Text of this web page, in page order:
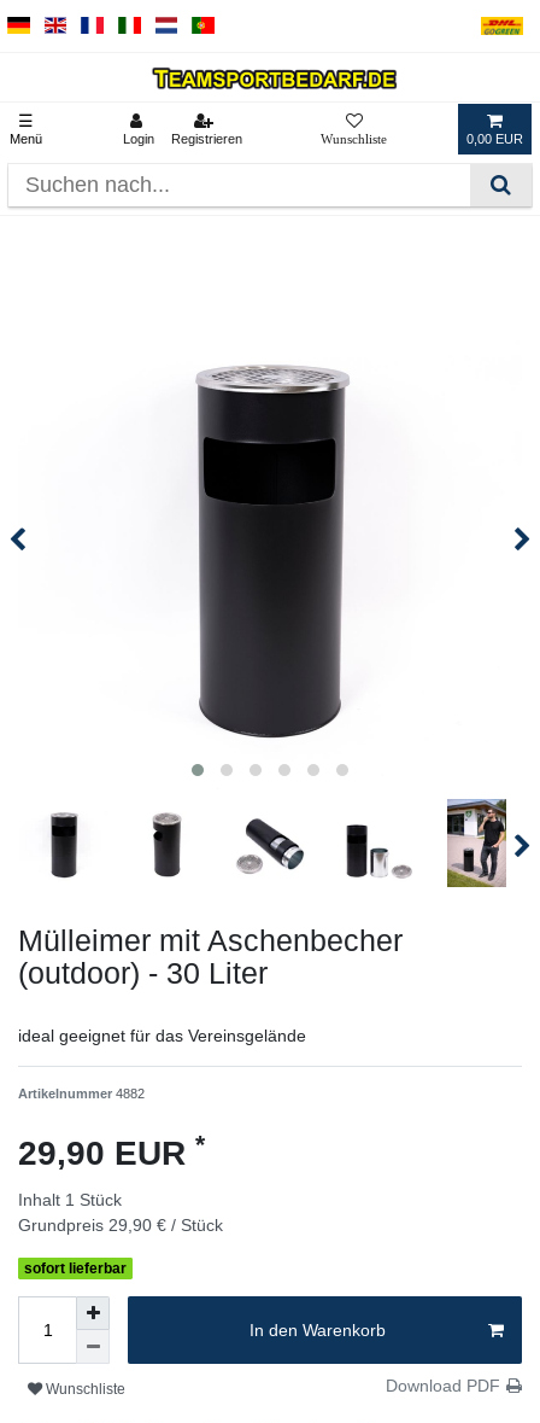
☰
Menü Login Registrieren 0,00 EUR
Mülleimer mit Aschenbecher
(outdoor) - 30 Liter
ideal geeignet für das Vereinsgelände
Artikelnummer 4882
29,90 EUR *
Inhalt 1 Stück
Grundpreis 29,90 € / Stück
sofort lieferbar
In den Warenkorb
Wunschliste Download PDF